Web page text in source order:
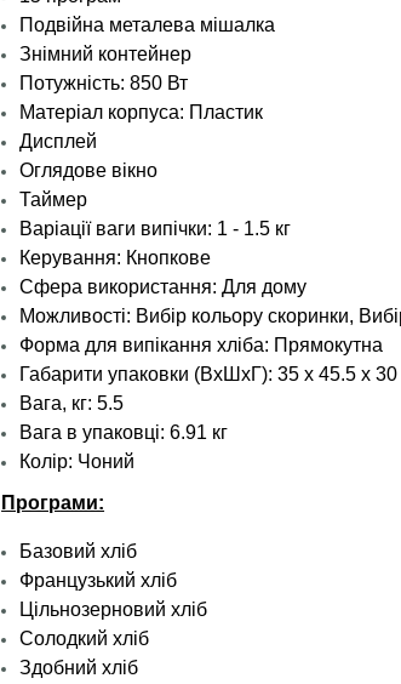
Подвійна металева мішалка
Знімний контейнер
Потужність: 850 Вт
Матеріал корпуса: Пластик
Дисплей
Оглядове вікно
Таймер
Варіації ваги випічки: 1 - 1.5 кг
Керування: Кнопкове
Сфера використання:Для дому
Можливості: Вибір кольору скоринки,
Форма для випікання хліба: Прямокутна
Габарити упаковки (ВхШхГ):35 х 45.5 х
Вага, кг:5.5
Вага в упаковці: 6.91 кг
Колір: Чоний
Програми:
Базовий хліб
Французький хліб
Цільнозерновий хліб
Солодкий хліб
Здобний хліб